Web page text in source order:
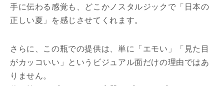
手に伝わる感覚も、どこかノスタルジックで「日本の
正しい夏」を感じさせてくれます。
さらに、この瓶での提供は、単に「エモい」「見た目
がカッコいい」というビジュアル面だけの理由ではあ
りません。